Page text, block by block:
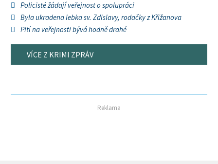
Policisté žádají veřejnost o spolupráci
Byla ukradena lebka sv. Zdislavy, rodačky z Křižanova
Pití na veřejnosti bývá hodně drahé
VÍCE Z KRIMI ZPRÁV
Reklama